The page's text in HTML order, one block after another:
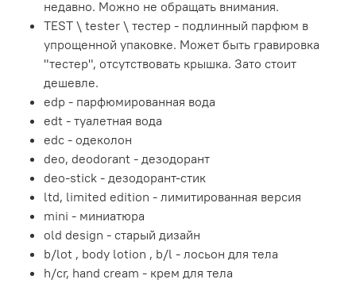
недавно. Можно не обращать внимания.
TEST \ tester \ тестер - подлинный парфюм в
упрощенной упаковке. Может быть гравировка
"тестер", отсутствовать крышка. Зато стоит
дешевле.
edp - парфюмированная вода
edt - туалетная вода
edc - одеколон
deo, deodorant - дезодорант
deo-stick - дезодорант-стик
ltd, limited edition - лимитированная версия
mini - миниатюра
old design - старый дизайн
b/lot , body lotion , b/l - лосьон для тела
h/cr, hand cream - крем для тела